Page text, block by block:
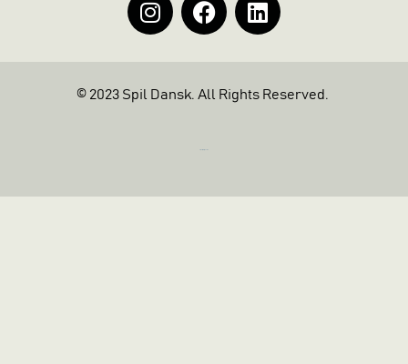
© 2023 Spil Dansk. All Rights Reserved.